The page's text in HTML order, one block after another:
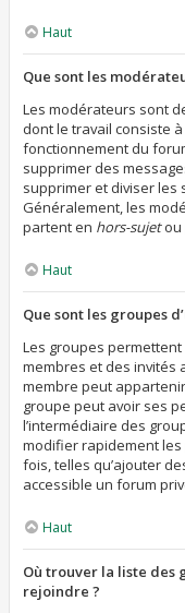
Haut
Que sont les
Les modérateurs sont
dont le travail consiste
fonctionnement du
supprimer des
supprimer et diviser les
Généralement, les
partent en hors-sujetou
Haut
Que sont les groupes
Les groupes
membres et des invités
membre peut
groupe peut avoir ses
l’intermédiaire des
modifier rapidement
fois, telles qu’ajouter
accessible un forum
Haut
Où trouver la liste des
rejoindre ?